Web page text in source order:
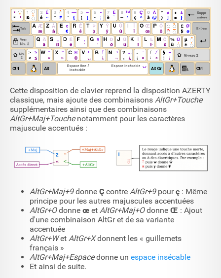
Cette disposition de clavier reprend la disposition AZERTY
classique, mais ajoute des combinaisons AltGr+Touche
supplémentaires ainsi que des combinaisons
AltGr+Maj+Touchenotamment pour les caractères
majuscule accentués :
AltGr+Maj+9donne Ç contre AltGr+9pourç : Même
principe pour les autres majuscules accentuées
AltGr+Odonne œ et AltGr+Maj+Odonne Œ : Ajout
d'une combinaison AltGr et de sa variante
accentuée
AltGr+Wet AltGr+Xdonnent les « guillemets
français »
AltGr+Maj+Espacedonne un espace insécable
Et ainsi de suite.